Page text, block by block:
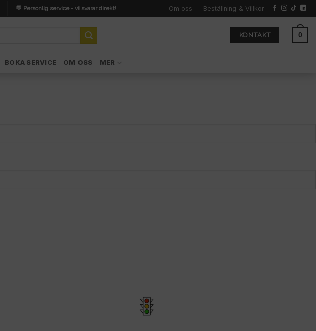
💬 Personlig service - vi svarar direkt! Om oss Beställning & Villkor
KONTAKT 0
BOKA SERVICE OM OSS MER